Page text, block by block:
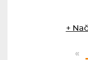
+
«